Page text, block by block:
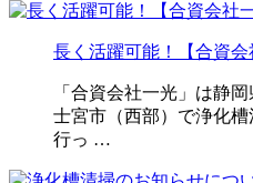
長く活躍可能！【合資
「合資会社一光」は静
士宮市（西部）で浄化
行っ …